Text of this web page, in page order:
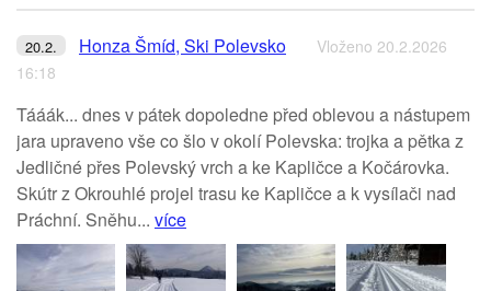
20.2. Honza Šmíd, Ski Polevsko
Vloženo 20.2.2026
16:18
Tááák... dnes v pátek dopoledne před oblevou a nástupem
jara upraveno vše co šlo v okolí Polevska: trojka a pětka z
Jedličné přes Polevský vrch a ke Kapličce a Kočárovka.
Skútr z Okrouhlé projel trasu ke Kapličce a k vysílači nad
Práchní. Sněhu... více